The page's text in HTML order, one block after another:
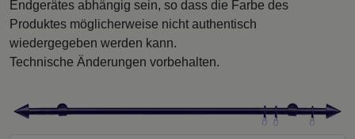
Endgerätes abhängig sein, so dass die Farbe des
Produktes möglicherweise nicht authentisch
wiedergegeben werden kann.
Technische Änderungen vorbehalten.